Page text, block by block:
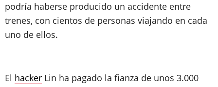
podría haberse producido un accidente entre
trenes, con cientos de personas viajando en cada
uno de ellos.
El hacker Lin ha pagado la fianza de unos 3.000